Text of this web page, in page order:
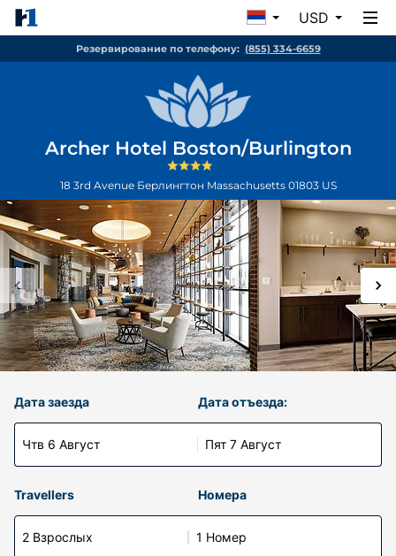
USD
Резервирование по телефону: (855) 334-6659
Archer Hotel Boston/Burlington
18 3rd Avenue Берлингтон Massachusetts 01803 US
Дата заезда
Чтв 6 Август
Дата отъезда:
Пят 7 Август
Travellers Номера
2 Взрослых 1 Номер